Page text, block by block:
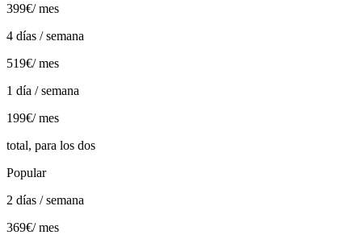
399€/ mes
4 días / semana
519€/ mes
1 día / semana
199€/ mes
total, para los dos
Popular
2 días / semana
369€/ mes